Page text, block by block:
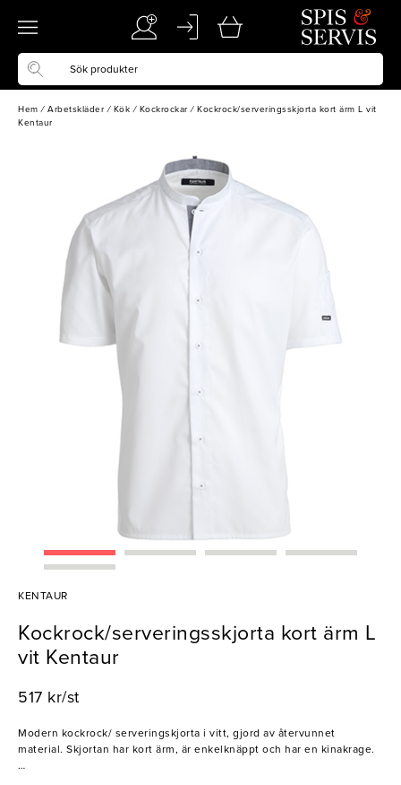
Hem / Arbetskläder / Kök / Kockrockar / Kockrock/serveringsskjorta kort ärm L vit
Kentaur
KENTAUR
Kockrock/serveringsskjorta kort ärm L
vit Kentaur
517 kr/st
Modern kockrock/ serveringskjorta i vitt, gjord av återvunnet
material. Skjortan har kort ärm, är enkelknäppt och har en kinakrage.